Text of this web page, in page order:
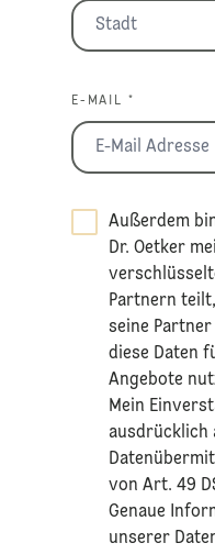
E-MAIL *
Außerdem
Dr. Oetker
Partnern
seine
diese Daten
Angebote
Mein
ausdrücklich
von Art. 49
​Genaue
unserer